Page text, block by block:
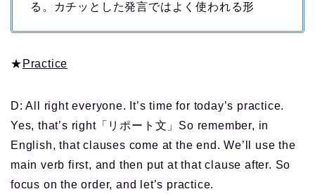
る。カチッとした発言ではよく使われる形
★ Practice
D: All right everyone. It’s time for today’s practice.
Yes, that’s right「リポート文」So remember, in
English, that clauses come at the end. We’ll use the
main verb first, and then put at that clause after. So
focus on the order, and let’s practice.